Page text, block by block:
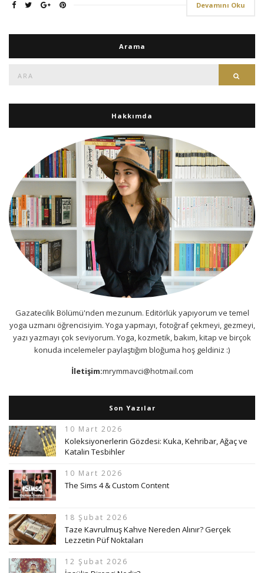
Devamını Oku
Arama
Hakkımda
Gazatecilik Bölümü'nden mezunum. Editörlük yapıyorum ve temel
yoga uzmanı öğrencisiyim. Yoga yapmayı, fotoğraf çekmeyi, gezmeyi,
yazı yazmayı çok seviyorum. Yoga, kozmetik, bakım, kitap ve birçok
konuda incelemeler paylaştığım bloğuma hoş geldiniz :)
İletişim:mrymmavci@hotmail.com
Son Yazılar
10 Mart 2026
Koleksiyonerlerin Gözdesi: Kuka, Kehribar, Ağaç ve
Katalin Tesbihler
10 Mart 2026
The Sims 4 & Custom Content
18 Şubat 2026
Taze Kavrulmuş Kahve Nereden Alınır? Gerçek
Lezzetin Püf Noktaları
12 Şubat 2026